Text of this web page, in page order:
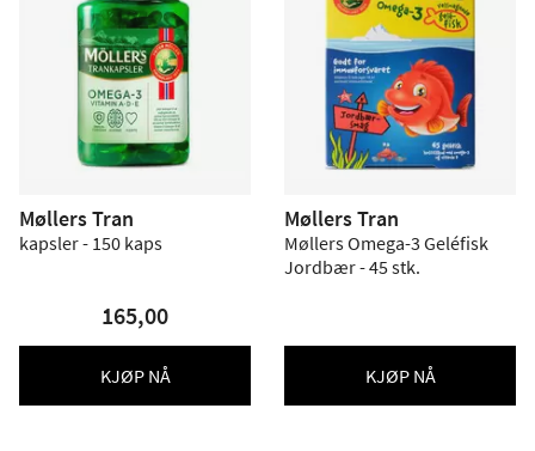
Møllers Tran
kapsler - 150 kaps
165,00
KJØP NÅ
Møllers Tran
Møllers Omega-3 Geléfisk
Jordbær - 45 stk.
KJØP NÅ